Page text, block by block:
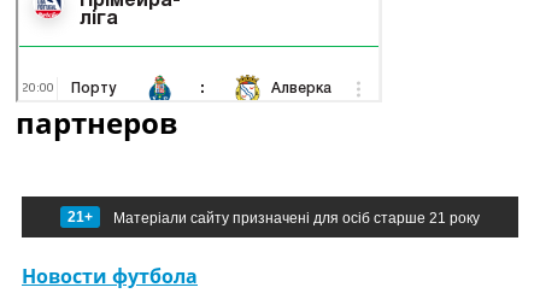
партнеров
21+ Матеріали сайту призначені для осіб старше 21 року
Новости футбола